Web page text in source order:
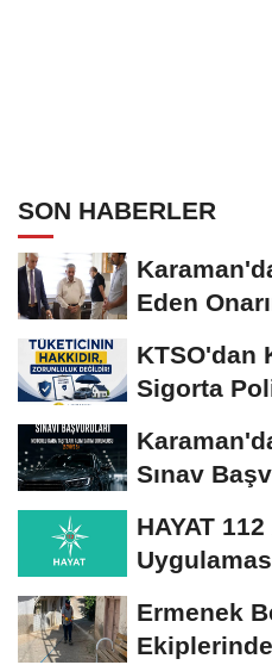
SON HABERLER
Eden
KTSO'dan
Sigorta
Sınav
HAYAT
Ermenek